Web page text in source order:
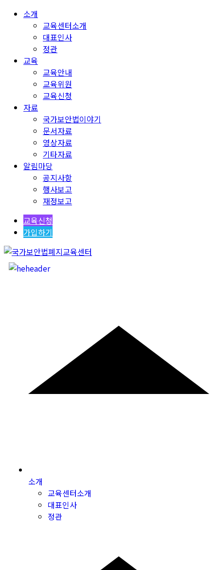
소개
교육센터소개
대표인사
정관
교육
교육안내
교육위원
교육신청
자료
국가보안법이야기
문서자료
영상자료
기타자료
알림마당
공지사항
행사보고
재정보고
교육신청
가입하기
소개
교육센터소개
대표인사
정관